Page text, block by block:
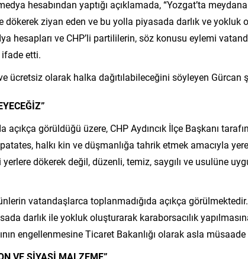
hesabından yaptığı açıklamada, “Yozgat’ta
dökerek ziyan eden ve bu yolla piyasada darlık ve yokluk
hesapları ve CHP’li partililerin, söz konusu eylemi
etti.
ücretsiz olarak halka dağıtılabileceğini söyleyen Gürcan
açıkça görüldüğü üzere, CHP Aydıncık İlçe Başkanı
halkı kin ve düşmanlığa tahrik etmek amacıyla
yerlere dökerek değil, düzenli, temiz, saygılı ve usulüne
vatandaşlarca toplanmadığıda açıkça
darlık ile yokluk oluşturarak karaborsacılık
engellenmesine Ticaret Bakanlığı olarak asla müsaade
VE SİYASİ MALZEME”